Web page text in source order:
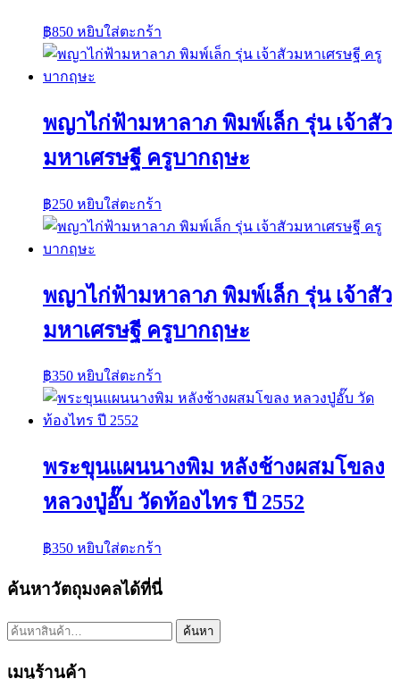
฿850 หยิบใส่ตะกร้า
พญาไก่ฟ้ามหาลาภ พิมพ์เล็ก รุ่น เจ้าสัว
มหาเศรษฐี ครูบากฤษะ
฿250 หยิบใส่ตะกร้า
พญาไก่ฟ้ามหาลาภ พิมพ์เล็ก รุ่น เจ้าสัว
มหาเศรษฐี ครูบากฤษะ
฿350 หยิบใส่ตะกร้า
พระขุนแผนนางพิม หลังช้างผสมโขลง
หลวงปู่อั๊บ วัดท้องไทร ปี 2552
฿350 หยิบใส่ตะกร้า
ค้นหาวัตถุมงคลได้ที่นี่
ค้นหา: ค้นหา
เมนูร้านค้า